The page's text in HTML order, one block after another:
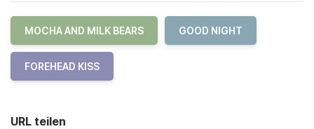
MOCHA AND MILK BEARS GOOD NIGHT
FOREHEAD KISS
URL teilen